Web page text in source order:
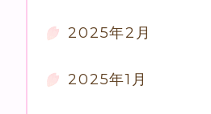
2025年2月
2025年1月